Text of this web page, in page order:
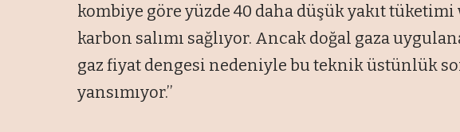
kombiye göre yüzde 40 daha düşük yakıt tüketimi
karbon salımı sağlıyor. Ancak doğal gaza
gaz fiyat dengesi nedeniyle bu teknik üstünlük
yansımıyor.’’